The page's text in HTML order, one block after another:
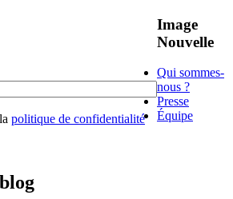
politique de confidentialité
Image
Nouvelle
Qui sommes-
nous ?
Presse
Équipe